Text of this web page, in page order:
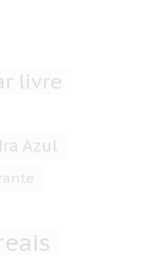
livre
Azul